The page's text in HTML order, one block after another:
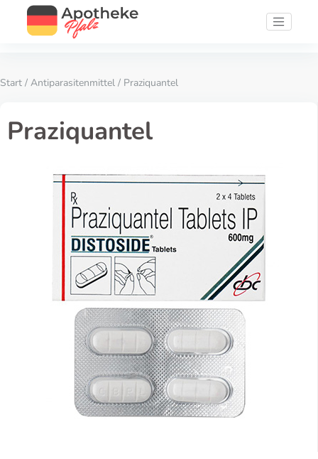
Start / Antiparasitenmittel / Praziquantel
Praziquantel